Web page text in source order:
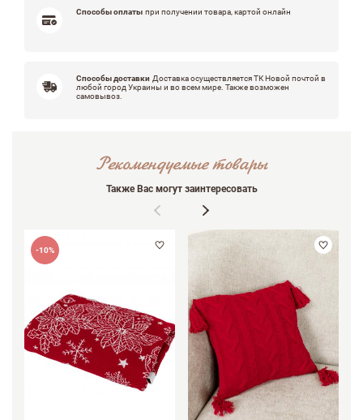
Способы оплаты при получении товара, картой онлайн
Способы доставки Доставка осуществляется ТК Новой почтой в
любой город Украины и во всем мире. Также возможен
самовывоз.
Рекомендуемые товары
Также Вас могут заинтересовать
-10%
Оцените, пожалуйста